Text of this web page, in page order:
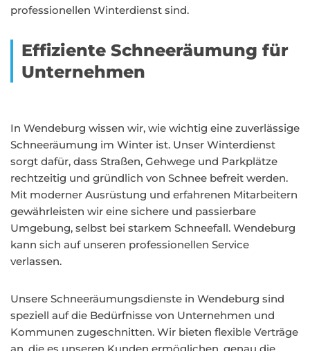
professionellen Winterdienst sind.
Effiziente Schneeräumung für
Unternehmen
In Wendeburg wissen wir, wie wichtig eine zuverlässige
Schneeräumung im Winter ist. Unser Winterdienst
sorgt dafür, dass Straßen, Gehwege und Parkplätze
rechtzeitig und gründlich von Schnee befreit werden.
Mit moderner Ausrüstung und erfahrenen Mitarbeitern
gewährleisten wir eine sichere und passierbare
Umgebung, selbst bei starkem Schneefall. Wendeburg
kann sich auf unseren professionellen Service
verlassen.
Unsere Schneeräumungsdienste in Wendeburg sind
speziell auf die Bedürfnisse von Unternehmen und
Kommunen zugeschnitten. Wir bieten flexible Verträge